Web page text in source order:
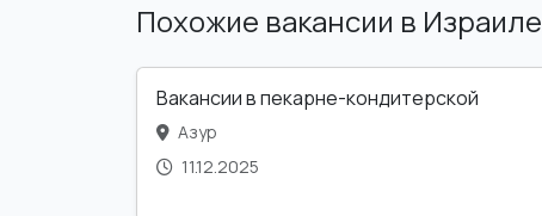
Похожие вакансии в Израиле
Вакансии в пекарне-кондитерской
Азур
11.12.2025